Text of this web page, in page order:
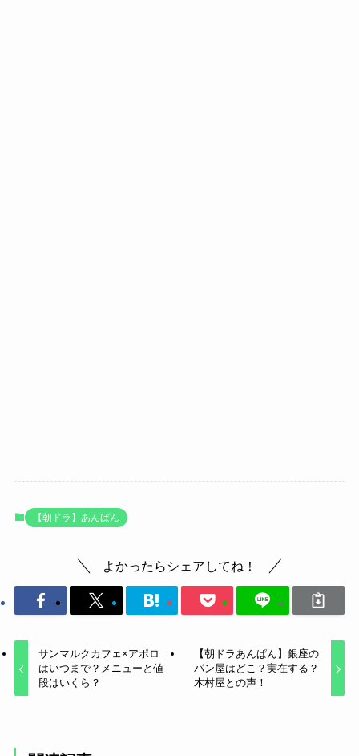
【朝ドラ】あんぱん
よかったらシェアしてね！
サンマルクカフェ×アポロ
はいつまで？メニューと値
段はいくら？
【朝ドラあんぱん】銀座の
パン屋はどこ？実在する？
木村屋との声！